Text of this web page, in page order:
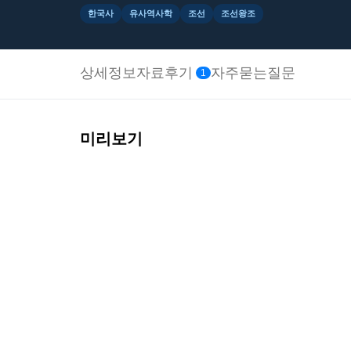
한국사 유사역사학 조선 조선왕조
상세정보자료후기 1 자주묻는질문
미리보기